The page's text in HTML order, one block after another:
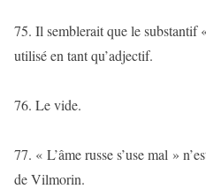
75. Il semblerait que le substantif
utilisé en tant qu’adjectif.
76. Le vide.
77. « L’âme russe s’use mal »
de Vilmorin.